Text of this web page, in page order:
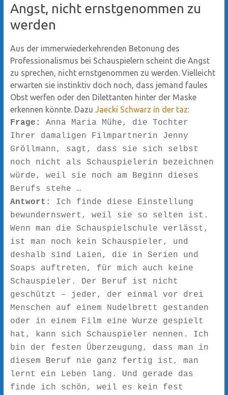
Angst, nicht ernstgenommen zu
werden
Aus der immerwiederkehrenden Betonung des
Professionalismus bei Schauspielern scheint die Angst
zu sprechen, nicht ernstgenommen zu werden. Vielleicht
erwarten sie instinktiv doch noch, dass jemand faules
Obst werfen oder den Dilettanten hinter der Maske
erkennen könnte. Dazu Jaecki Schwarz in der taz:
Frage:
Anna Maria Mühe, die Tochter
Ihrer damaligen Filmpartnerin Jenny
Gröllmann, sagt, dass sie sich selbst
noch nicht als Schauspielerin bezeichnen
würde, weil sie noch am Beginn dieses
Berufs stehe …
Antwort:
Ich finde diese Einstellung
bewundernswert, weil sie so selten ist.
Wenn man die Schauspielschule verlässt,
ist man noch kein Schauspieler, und
deshalb sind Laien, die in Serien und
Soaps auftreten, für mich auch keine
Schauspieler. Der Beruf ist nicht
geschützt – jeder, der einmal vor drei
Menschen auf einem Nudelbrett gestanden
oder in einem Film eine Wurze gespielt
hat, kann sich Schauspieler nennen. Ich
bin der festen Überzeugung, dass man in
diesem Beruf nie ganz fertig ist, man
lernt ein Leben lang. Und gerade das
finde ich schön, weil es kein fest